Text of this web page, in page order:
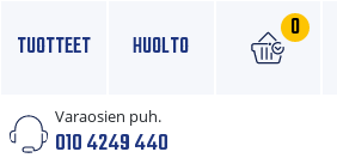
TUOTTEET HUOLTO
0
Varaosien puh.
010 4249 440